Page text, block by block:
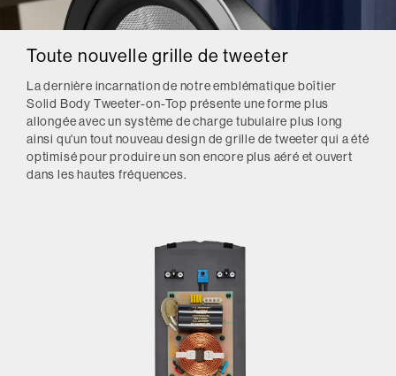
Toute nouvelle grille de tweeter
La dernière incarnation de notre emblématique boîtier
Solid Body Tweeter-on-Top présente une forme plus
allongée avec un système de charge tubulaire plus long
ainsi qu'un tout nouveau design de grille de tweeter qui a été
optimisé pour produire un son encore plus aéré et ouvert
dans les hautes fréquences.